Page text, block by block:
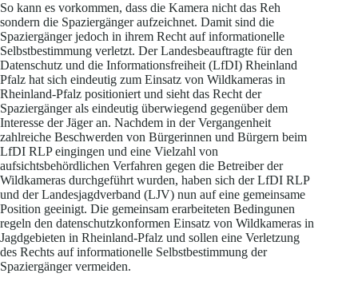
So kann es vorkommen, dass die Kamera nicht das Reh
sondern die Spaziergänger aufzeichnet. Damit sind die
Spaziergänger jedoch in ihrem Recht auf informationelle
Selbstbestimmung verletzt. Der Landesbeauftragte für den
Datenschutz und die Informationsfreiheit (LfDI) Rheinland
Pfalz hat sich eindeutig zum Einsatz von Wildkameras in
Rheinland-Pfalz positioniert und sieht das Recht der
Spaziergänger als eindeutig überwiegend gegenüber dem
Interesse der Jäger an. Nachdem in der Vergangenheit
zahlreiche Beschwerden von Bürgerinnen und Bürgern beim
LfDI RLP eingingen und eine Vielzahl von
aufsichtsbehördlichen Verfahren gegen die Betreiber der
Wildkameras durchgeführt wurden, haben sich der LfDI RLP
und der Landesjagdverband (LJV) nun auf eine gemeinsame
Position geeinigt. Die gemeinsam erarbeiteten Bedingunen
regeln den datenschutzkonformen Einsatz von Wildkameras in
Jagdgebieten in Rheinland-Pfalz und sollen eine Verletzung
des Rechts auf informationelle Selbstbestimmung der
Spaziergänger vermeiden.